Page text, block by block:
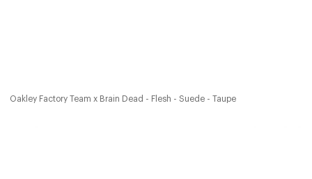
Oakley Factory Team x Brain Dead - Flesh - Suede - Taupe